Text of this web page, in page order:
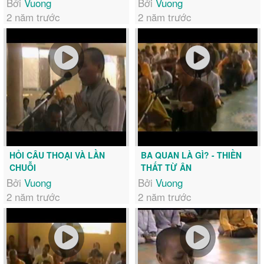
2 năm trước
2 năm trước
HỎI CÂU THOẠI VÀ LẦN
CHUỖI
Bởi Vuong
2 năm trước
BA QUAN LÀ GÌ? - THIỀN
THẤT TỪ ÂN
Bởi Vuong
2 năm trước